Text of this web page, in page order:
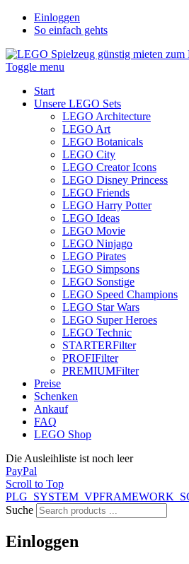
Einloggen
So einfach gehts
Toggle menu
Start
Unsere LEGO Sets
LEGO Architecture
LEGO Art
LEGO Botanicals
LEGO City
LEGO Creator Icons
LEGO Disney Princess
LEGO Friends
LEGO Harry Potter
LEGO Ideas
LEGO Movie
LEGO Ninjago
LEGO Pirates
LEGO Simpsons
LEGO Sonstige
LEGO Speed Champions
LEGO Star Wars
LEGO Super Heroes
LEGO Technic
STARTERFilter
PROFIFilter
PREMIUMFilter
Preise
Schenken
Ankauf
FAQ
LEGO Shop
Die Ausleihliste ist noch leer
PayPal
Scroll to Top
Suche
Einloggen